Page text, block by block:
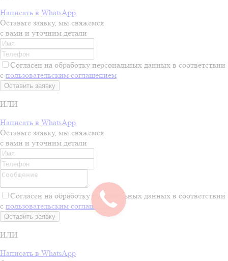
Написать в WhatsApp
Оставьте заявку, мы свяжемся
с вами и уточним детали
Согласен на обработку персональных данных в соответствии
с пользовательским соглашением
Оставить заявку
ИЛИ
Написать в WhatsApp
Оставьте заявку, мы свяжемся
с вами и уточним детали
Согласен на обработку персональных данных в соответствии
с пользовательским соглашением
Оставить заявку
ИЛИ
Написать в WhatsApp